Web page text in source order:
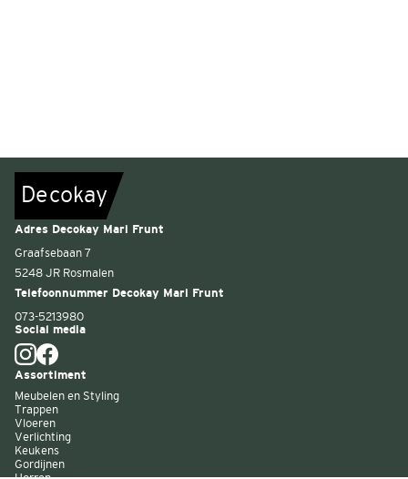
Decokay
Adres Decokay Mari Frunt
Graafsebaan 7
5248 JR Rosmalen
Telefoonnummer Decokay Mari Frunt
073-5213980
Social media
Assortiment
Meubelen en Styling
Trappen
Vloeren
Verlichting
Keukens
Gordijnen